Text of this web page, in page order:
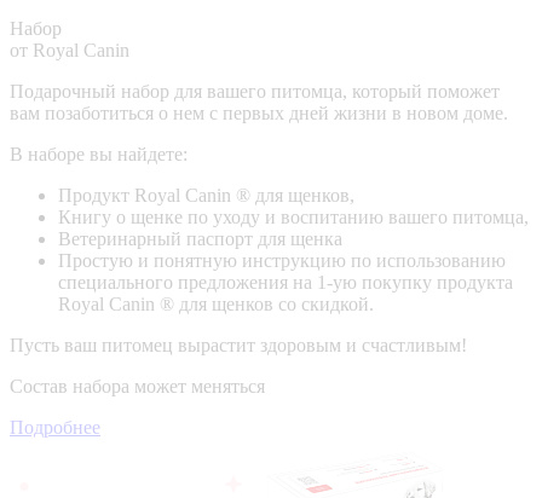
Набор
от Royal Canin
Подарочный набор для вашего питомца, который поможет
вам позаботиться о нем с первых дней жизни в новом доме.
В наборе вы найдете:
Продукт Royal Canin ® для щенков,
Книгу о щенке по уходу и воспитанию вашего питомца,
Ветеринарный паспорт для щенка
Простую и понятную инструкцию по использованию
специального предложения на 1-ую покупку продукта
Royal Canin ® для щенков со скидкой.
Пусть ваш питомец вырастит здоровым и счастливым!
Состав набора может меняться
Подробнее